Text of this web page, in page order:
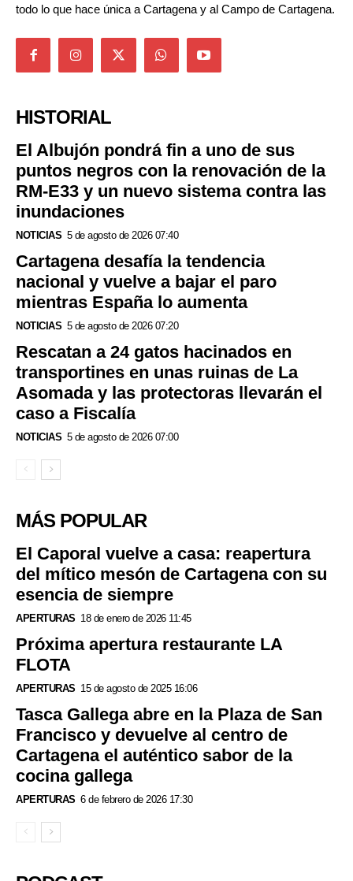
todo lo que hace única a Cartagena y al Campo de Cartagena.
HISTORIAL
El Albujón pondrá fin a uno de sus
puntos negros con la renovación de la
RM-E33 y un nuevo sistema contra las
inundaciones
NOTICIAS 5 de agosto de 2026 07:40
Cartagena desafía la tendencia
nacional y vuelve a bajar el paro
mientras España lo aumenta
NOTICIAS 5 de agosto de 2026 07:20
Rescatan a 24 gatos hacinados en
transportines en unas ruinas de La
Asomada y las protectoras llevarán el
caso a Fiscalía
NOTICIAS 5 de agosto de 2026 07:00
MÁS POPULAR
El Caporal vuelve a casa: reapertura
del mítico mesón de Cartagena con su
esencia de siempre
APERTURAS 18 de enero de 2026 11:45
Próxima apertura restaurante LA
FLOTA
APERTURAS 15 de agosto de 2025 16:06
Tasca Gallega abre en la Plaza de San
Francisco y devuelve al centro de
Cartagena el auténtico sabor de la
cocina gallega
APERTURAS 6 de febrero de 2026 17:30